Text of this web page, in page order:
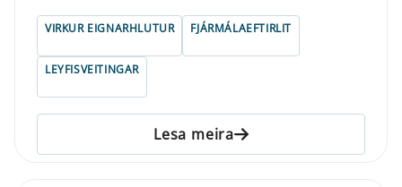
VIRKUR EIGNARHLUTUR FJÁRMÁLAEFTIRLIT
LEYFISVEITINGAR
Lesa meira